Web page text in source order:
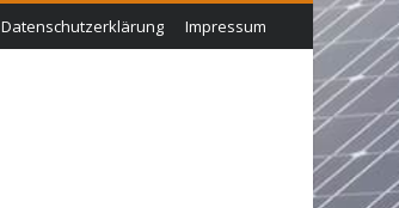
Datenschutzerklärung Impressum